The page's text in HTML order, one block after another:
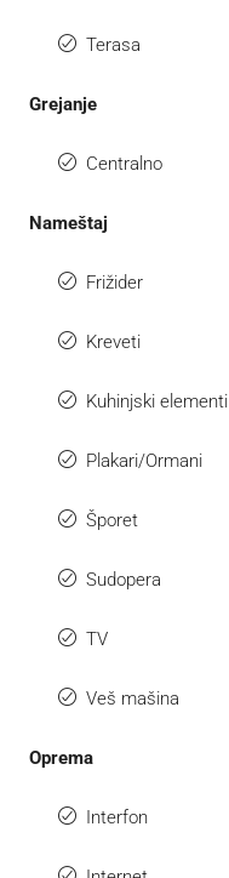
Terasa
Grejanje
Centralno
Nameštaj
Frižider
Kreveti
Kuhinjski elementi
Plakari/Ormani
Šporet
Sudopera
TV
Veš mašina
Oprema
Interfon